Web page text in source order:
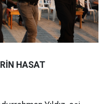
HASAT